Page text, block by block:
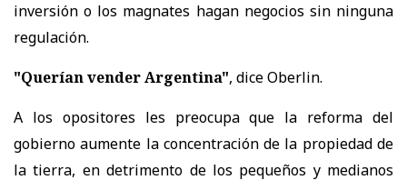
inversión o los magnates hagan negocios sin ninguna
regulación.
"Querían vender Argentina", dice Oberlin.
A los opositores les preocupa que la reforma del
gobierno aumente la concentración de la propiedad de
la tierra, en detrimento de los pequeños y medianos